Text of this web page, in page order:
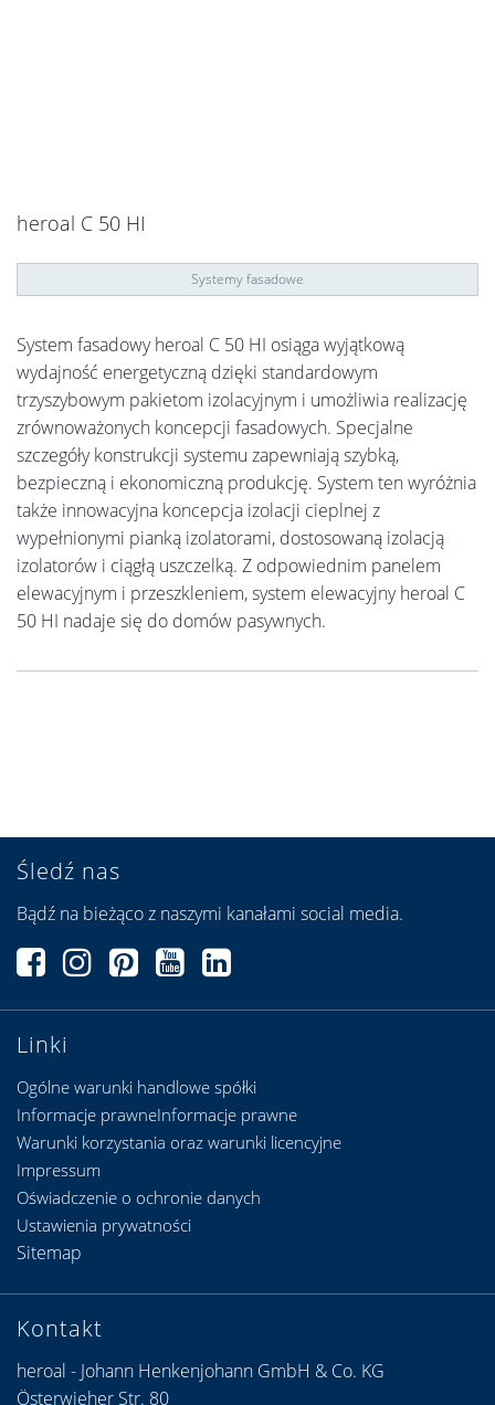
heroal C 50 HI
Systemy fasadowe
System fasadowy heroal C 50 HI osiąga wyjątkową
wydajność energetyczną dzięki standardowym
trzyszybowym pakietom izolacyjnym i umożliwia realizację
zrównoważonych koncepcji fasadowych. Specjalne
szczegóły konstrukcji systemu zapewniają szybką,
bezpieczną i ekonomiczną produkcję. System ten wyróżnia
także innowacyjna koncepcja izolacji cieplnej z
wypełnionymi pianką izolatorami, dostosowaną izolacją
izolatorów i ciągłą uszczelką. Z odpowiednim panelem
elewacyjnym i przeszkleniem, system elewacyjny heroal C
50 HI nadaje się do domów pasywnych.
Linki
Ogólne warunki handlowe spółki
Informacje prawneInformacje prawne
Warunki korzystania oraz warunki licencyjne
Śledź nas
Bądź na bieżąco z naszymi kanałami social media.
Kontakt
heroal - Johann Henkenjohann GmbH & Co. KG
Österwieher Str. 80
Impressum
Oświadczenie o ochronie danych
Ustawienia prywatności
Sitemap